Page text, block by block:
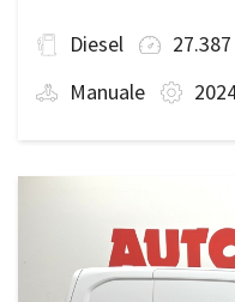
Diesel
Manuale